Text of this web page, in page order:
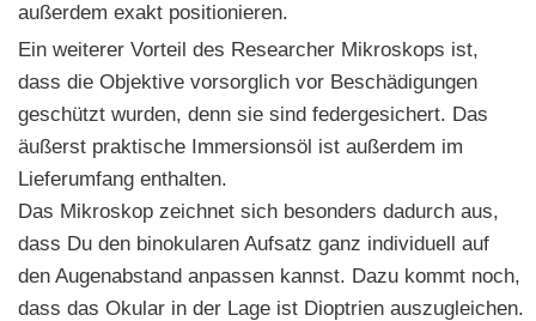
außerdem exakt positionieren.
Ein weiterer Vorteil des Researcher Mikroskops ist,
dass die Objektive vorsorglich vor Beschädigungen
geschützt wurden, denn sie sind federgesichert. Das
äußerst praktische Immersionsöl ist außerdem im
Lieferumfang enthalten.
Das Mikroskop zeichnet sich besonders dadurch aus,
dass Du den binokularen Aufsatz ganz individuell auf
den Augenabstand anpassen kannst. Dazu kommt noch,
dass das Okular in der Lage ist Dioptrien auszugleichen.